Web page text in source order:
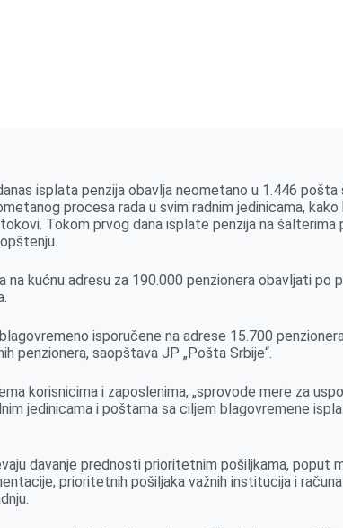
isplata penzija obavlja neometano u 1.446 pošta
procesa rada u svim radnim jedinicama, kako
Tokom prvog dana isplate penzija na šalterima
na kućnu adresu za 190.000 penzionera obavljati po
isporučene na adrese 15.700
penzionera, saopštava JP „Pošta Srbije“.
korisnicima i zaposlenima, „sprovode mere za
jedinicama i poštama sa ciljem blagovremene
davanje prednosti prioritetnim pošiljkama, poput
prioritetnih pošiljaka važnih institucija i